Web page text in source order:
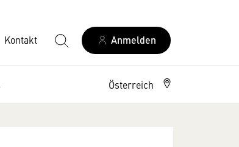
Kontakt Anmelden
Österreich